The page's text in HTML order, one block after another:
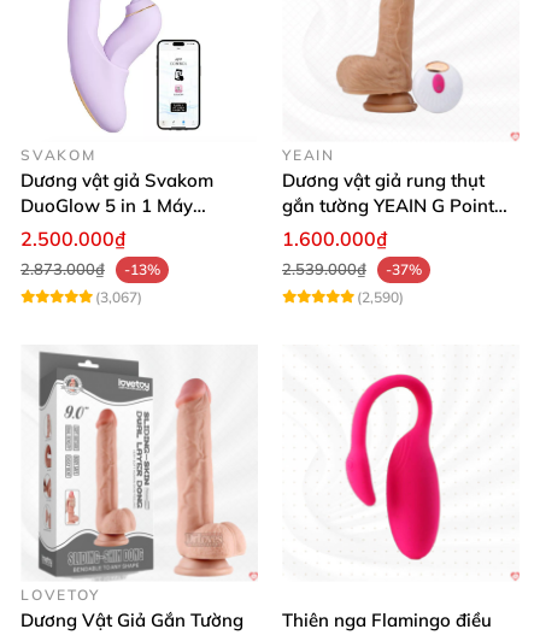
SVAKOM
Dương vật giả Svakom
DuoGlow 5 in 1 Máy
Massage Điểm G & Âm Vật
Điều Khiển App
2.500.000₫
2.873.000₫
-13%
(3,067)
YEAIN
Dương vật giả rung thụt
gắn tường YEAIN G Point
siêu thực điều khiển từ xa
1.600.000₫
2.539.000₫
-37%
(2,590)
LOVETOY
Dương Vật Giả Gắn Tường
Thiên nga Flamingo điều